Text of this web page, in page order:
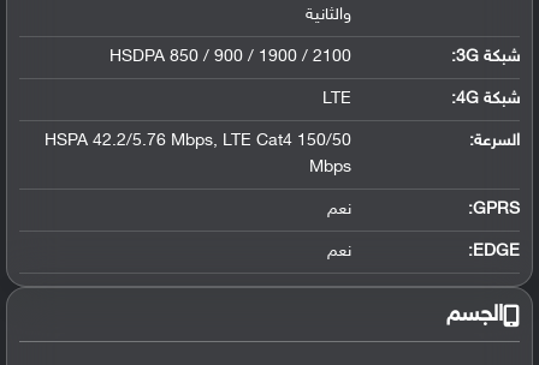
والثانية
شبكة 3G :
HSDPA 850 / 900 / 1900 / 2100
شبكة 4G :
LTE
السرعة:
HSPA 42.2/5.76 Mbps, LTE Cat4 150/50
Mbps
GPRS: نعم
EDGE: نعم
الجسم